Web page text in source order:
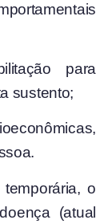
para
sustento;
o
(atual